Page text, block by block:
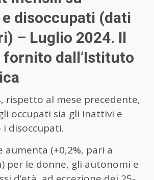
disoccupati (dati
– Luglio 2024. Il
dall’Istituto
rispetto al mese precedente,
occupati sia gli inattivi e
disoccupati.
aumenta (+0,2%, pari a
per le donne, gli autonomi e